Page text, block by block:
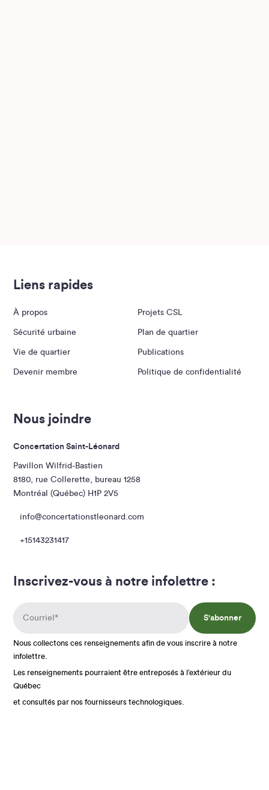
Liens rapides
À propos Projets CSL
Sécurité urbaine Plan de quartier
Vie de quartier Publications
Devenir membre Politique de confidentialité
Nous joindre
Concertation Saint-Léonard
Pavillon Wilfrid-Bastien
8180, rue Collerette, bureau 1258
Montréal (Québec) H1P 2V5
info@concertationstleonard.com
+15143231417
Inscrivez-vous à notre infolettre :
S'abonner
Nous collectons ces renseignements afin de vous inscrire à notre
infolettre.
Les renseignements pourraient être entreposés à l’extérieur du
Québec
et consultés par nos fournisseurs technologiques.